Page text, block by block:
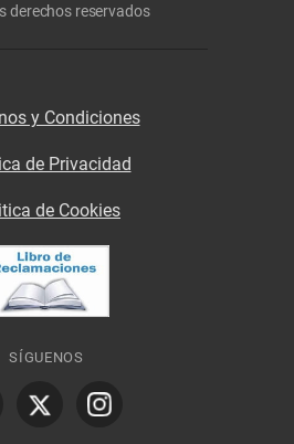
derechos reservados
y Condiciones
de Privacidad
de Cookies
SÍGUENOS